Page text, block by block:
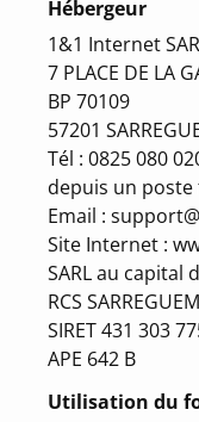
Hébergeur
1&1 Internet
7 PLACE DE LA
BP 70109
57201
Tél : 0825 080
depuis un
Email :
Site Internet :
SARL au capital
RCS
SIRET 431 303
APE 642 B
Utilisation du